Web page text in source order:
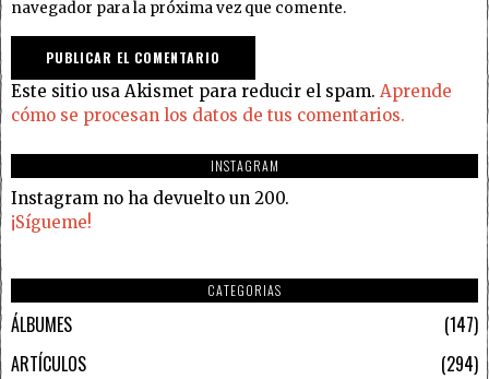
navegador para la próxima vez que comente.
Este sitio usa Akismet para reducir el spam. Aprende
cómo se procesan los datos de tus comentarios.
INSTAGRAM
Instagram no ha devuelto un 200.
¡Sígueme!
CATEGORIAS
ÁLBUMES
147
ARTÍCULOS
294